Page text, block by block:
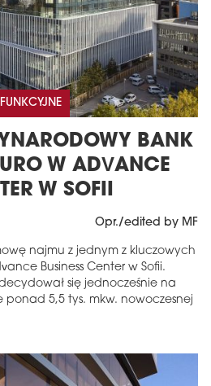
BANK
W ADVANCE
W SOFII
Opr./edited by MF
najmu z jednym z kluczowych
Business Center w Sofii.
się jednocześnie na
ponad 5,5 tys. mkw. nowoczesnej